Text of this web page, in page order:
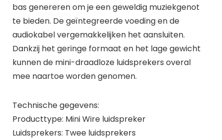
bas genereren om je een geweldig muziekgenot
te bieden. De geïntegreerde voeding en de
audiokabel vergemakkelijken het aansluiten.
Dankzij het geringe formaat en het lage gewicht
kunnen de mini-draadloze luidsprekers overal
mee naartoe worden genomen.
Technische gegevens:
Producttype: Mini Wire luidspreker
Luidsprekers: Twee luidsprekers